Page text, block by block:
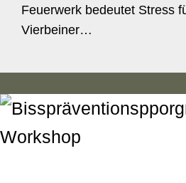
Feuerwerk bedeutet Stress
Vierbeiner…